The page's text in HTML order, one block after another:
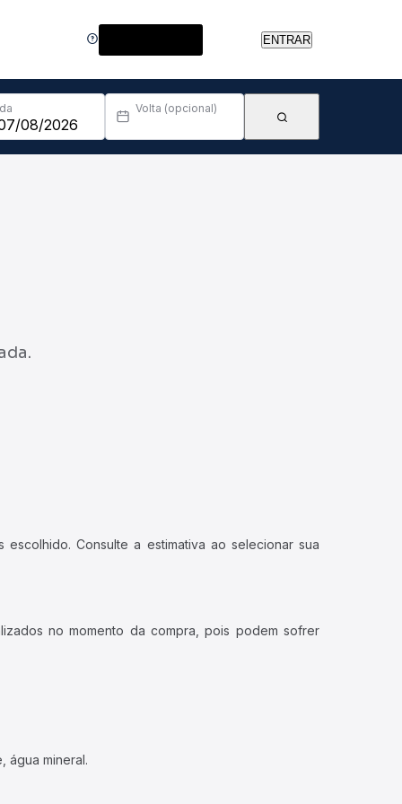
ENTRAR
Volta (opcional)
Consulte a estimativa ao selecionar sua
no momento da compra, pois podem sofrer
água mineral.